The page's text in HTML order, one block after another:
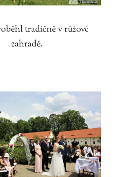
tradičně v růžové
zahradě.